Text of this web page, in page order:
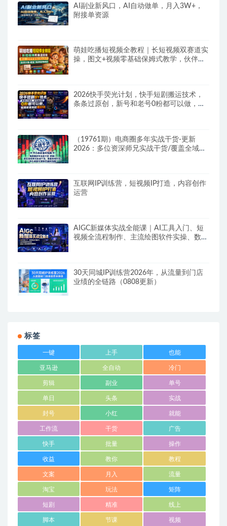
AI副业新风口，AI自动做单，月入3W+，
附接单资源
萌娃吃播短视频全教程｜长短视频双赛道实
操，图文+视频零基础保姆式教学，伙伴计
2026快手荧光计划，快手短剧搬运技术，
条条过原创，新号和老号0粉都可以做，有
（19761期）电商圈多年实战干货-更新
2026：多位资深师兄实战干货/覆盖全域平
互联网IP训练营，短视频IP打造，内容创作
运营
AIGC新媒体实战全能课｜AI工具入门、短
视频全流程制作、主流绘图软件实操、数字
30天同城IP训练营2026年，从流量到门店
业绩的全链路（0808更新）
标签
一键 上手 也能
亚马逊 全自动 冷门
剪辑 副业 单号
单日 头条 实战
封号 小红 就能
工作流 干货 广告
快手 批量 操作
收益 教你 教程
文案 月入 流量
淘宝 玩法 矩阵
短剧 精准 线上
脚本 节课 视频